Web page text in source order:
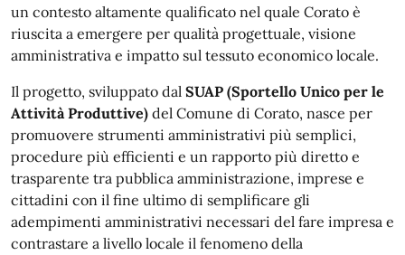
un contesto altamente qualificato nel quale Corato è
riuscita a emergere per qualità progettuale, visione
amministrativa e impatto sul tessuto economico locale.
Il progetto, sviluppato dal SUAP (Sportello Unico per le
Attività Produttive) del Comune di Corato, nasce per
promuovere strumenti amministrativi più semplici,
procedure più efficienti e un rapporto più diretto e
trasparente tra pubblica amministrazione, imprese e
cittadini con il fine ultimo di semplificare gli
adempimenti amministrativi necessari del fare impresa e
contrastare a livello locale il fenomeno della